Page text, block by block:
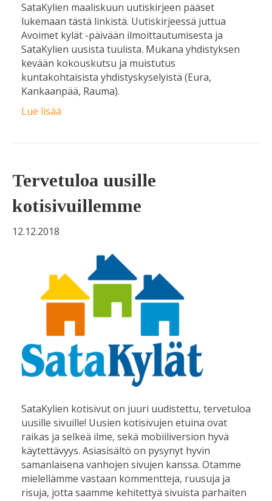
SataKylien maaliskuun uutiskirjeen pääset
lukemaan tästä linkistä. Uutiskirjeessä juttua
Avoimet kylät -päivään ilmoittautumisesta ja
SataKylien uusista tuulista. Mukana yhdistyksen
kevään kokouskutsu ja muistutus
kuntakohtaisista yhdistyskyselyistä (Eura,
Kankaanpää, Rauma).
Lue lisää
Tervetuloa uusille
kotisivuillemme
12.12.2018
SataKylien kotisivut on juuri uudistettu, tervetuloa
uusille sivuille! Uusien kotisivujen etuina ovat
raikas ja selkeä ilme, sekä mobiiliversion hyvä
käytettävyys. Asiasisältö on pysynyt hyvin
samanlaisena vanhojen sivujen kanssa. Otamme
mielellämme vastaan kommentteja, ruusuja ja
risuja, jotta saamme kehitettyä sivuista parhaiten